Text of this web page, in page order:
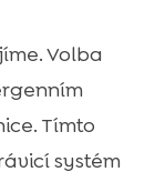
Volba
Tímto
systém